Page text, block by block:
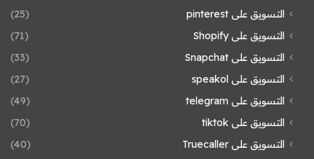
التسويق على pinterest
(25)
التسويق على Shopify
(71)
التسويق على Snapchat
(33)
التسويق على speakol
(27)
التسويق على telegram
(49)
التسويق على tiktok
(70)
التسويق على Truecaller
(40)